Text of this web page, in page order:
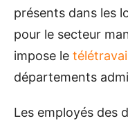
présents dans les
pour le secteur
impose le
départements
Les employés des